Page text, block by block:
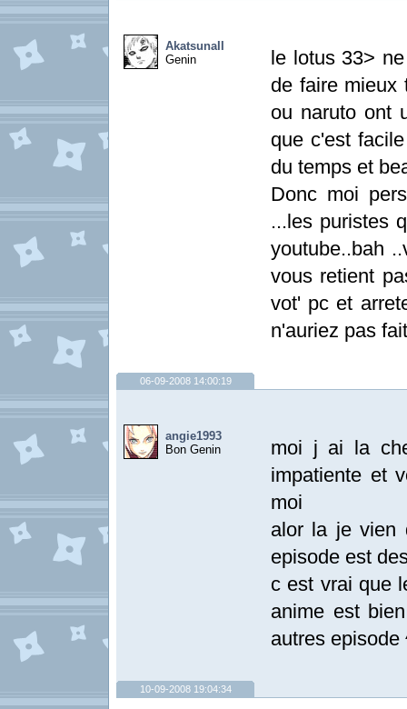
AkatsunaII
Genin
le lotus 33>
de faire mieux
ou naruto ont
que c'est
du temps et
Donc moi
...les puristes
youtube..bah
vous retient
vot' pc et
n'auriez pas
06-09-2008 14:00:19
angie1993
Bon Genin
moi j ai la
impatiente et
moi
alor la je vien
episode est
c est vrai que
anime est
autres episode
10-09-2008 19:04:34